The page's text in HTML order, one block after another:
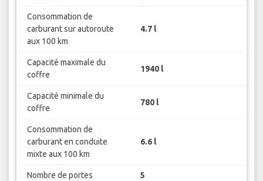
Consommation de
carburant sur autoroute
aux 100 km
4.7 l
Capacité maximale du
coffre
1940 l
Capacité minimale du
coffre
780 l
Consommation de
carburant en conduite
mixte aux 100 km
6.6 l
Nombre de portes 5